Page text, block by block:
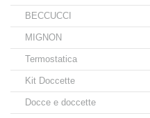
BECCUCCI
MIGNON
Termostatica
Kit Doccette
Docce e doccette